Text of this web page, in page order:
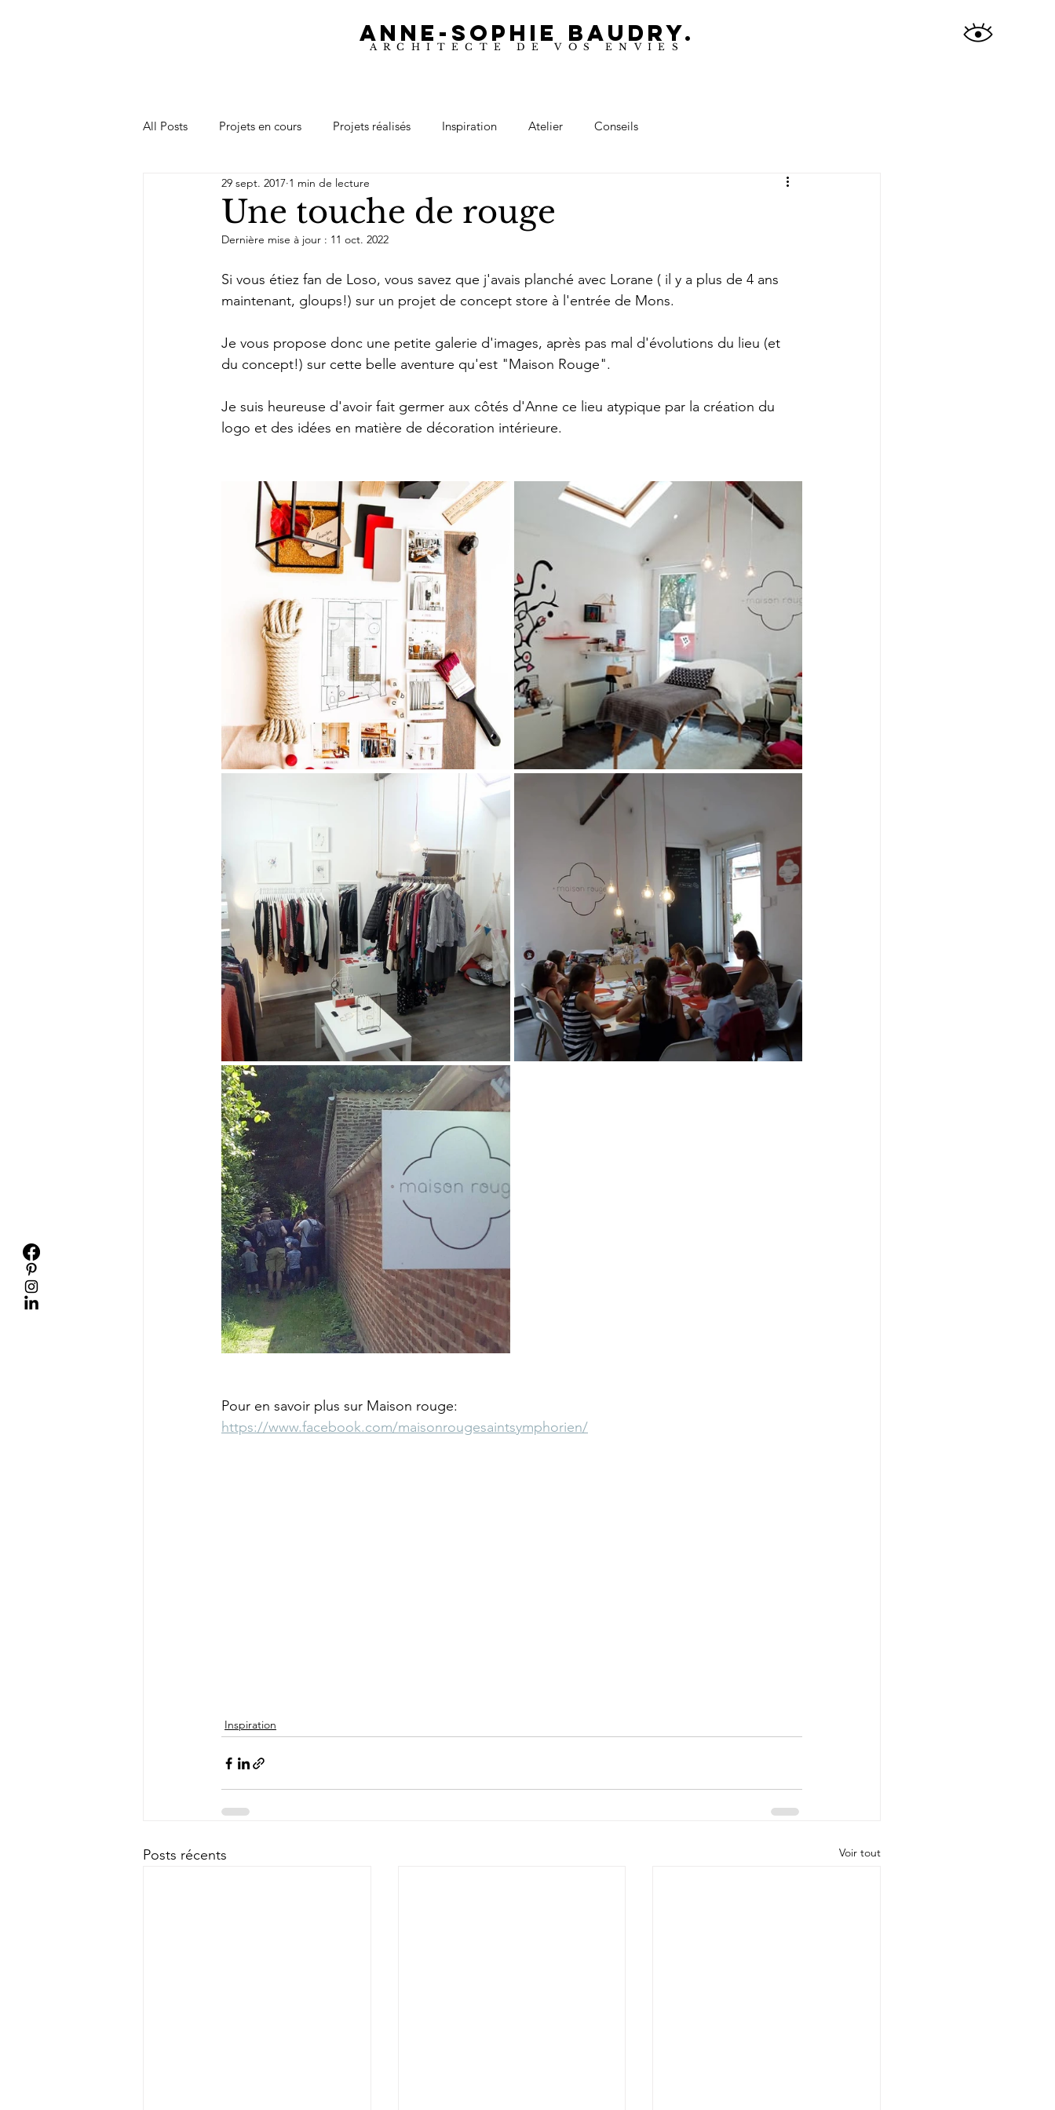
ANNE-SOPHIE BAUDRY.
ARCHITECTE DE VOS ENVIES
All Posts Projets en cours Projets réalisés Inspiration Atelier Conseils
Une touche de rouge
29 sept. 2017 1 min de lecture
Dernière mise à jour : 11 oct. 2022
Si vous étiez fan de Loso, vous savez que j'avais planché avec Lorane ( il y a plus de 4 ans
maintenant, gloups!) sur un projet de concept store à l'entrée de Mons.
Je vous propose donc une petite galerie d'images, après pas mal d'évolutions du lieu (et
du concept!) sur cette belle aventure qu'est "Maison Rouge".
Je suis heureuse d'avoir fait germer aux côtés d'Anne ce lieu atypique par la création du
logo et des idées en matière de décoration intérieure.
Pour en savoir plus sur Maison rouge:
https://www.facebook.com/maisonrougesaintsymphorien/
Inspiration
Posts récents Voir tout